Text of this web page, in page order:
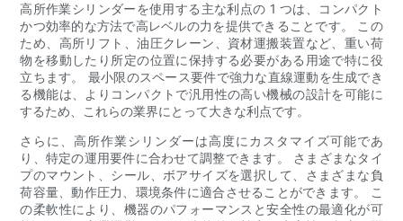
高所作業シリンダーを使用する主な利点の 1 つは、コンパクト
かつ効率的な方法で高レベルの力を提供できることです。 この
ため、高所リフト、油圧クレーン、資材運搬装置など、重い荷
物を移動したり所定の位置に保持する必要がある用途で特に役
立ちます。 最小限のスペース要件で強力な直線運動を生成でき
る機能は、よりコンパクトで汎用性の高い機械の設計を可能に
するため、これらの業界にとって大きな利点です。
さらに、高所作業シリンダーは高度にカスタマイズ可能であ
り、特定の運用要件に合わせて調整できます。 さまざまなタイ
プのマウント、シール、ボアサイズを選択して、さまざまな負
荷容量、動作圧力、環境条件に適合させることができます。 こ
の柔軟性により、機器のパフォーマンスと安全性の最適化が可